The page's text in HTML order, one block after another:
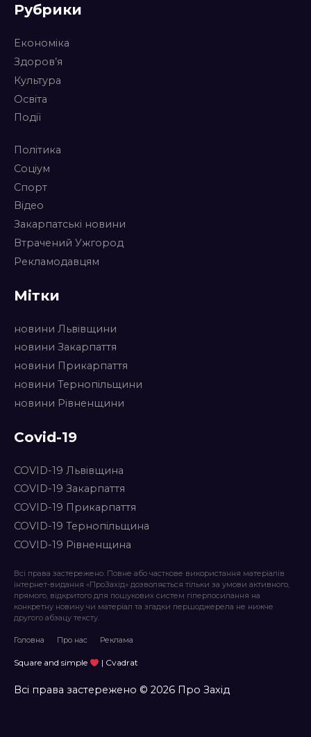
Рубрики
Економіка
Здоров’я
Культура
Освіта
Події
Політика
Соціум
Спорт
Відео
Закарпатські новини
Втрачений Ужгород
Рекламодавцям
Мітки
новини Львівщини
новини Закарпаття
новини Прикарпаття
новини Тернопільщини
новини Рівненщини
Covid-19
COVID-19 Львівщина
COVID-19 Закарпаття
COVID-19 Прикарпаття
COVID-19 Тернопільщина
COVID-19 Рівненщина
Всі права застережено. Повне або часткове використання матеріалів
інтернет-видання «ПроЗахід» дозволяється тільки за умови активного,
прямого, відкритого для пошукових систем гіперпосилання на
конкретну новину чи матеріал та згадки першоджерела не нижче
другого абзацу тексту.
Головна Про нас Реклама
Square and simple | Cvadrat
Всі права застережено © 2026 Про Захід